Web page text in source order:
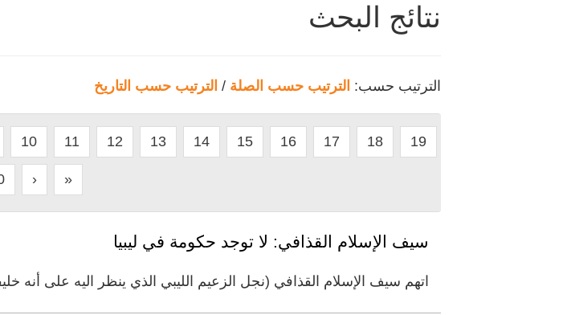
نتائج البحث
الترتيب حسب: الترتيب حسب الصلة / الترتيب حسب التاريخ
10 11 12 13 14 15 16 17 18 19
› »
سيف الإسلام القذافي: لا توجد حكومة في ليبيا
اتهم سيف الإسلام القذافي (نجل الزعيم الليبي الذي ينظر اليه على أنه